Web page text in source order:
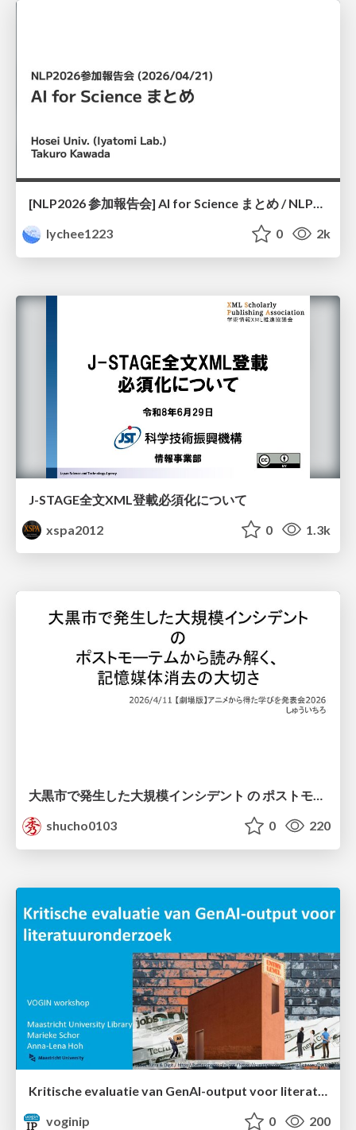
[NLP2026 参加報告会] AI for Science まとめ / NLP2026
lychee1223
0 2k
J-STAGE全文XML登載必須化について
xspa2012
0 1.3k
大黒市で発生した大規模インシデント の ポストモーテムから読み解く、 記憶媒体消去の大切さ
shucho0103
0 220
Kritische evaluatie van GenAI-output voor literatuuronderzoek
voginip
0 200